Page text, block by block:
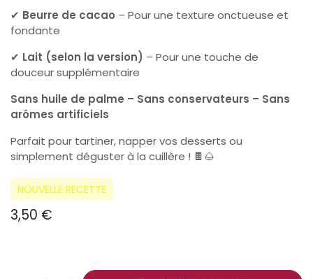
✔ Beurre de cacao – Pour une texture onctueuse et
fondante
✔ Lait (selon la version) – Pour une touche de
douceur supplémentaire
Sans huile de palme – Sans conservateurs – Sans
arômes artificiels
Parfait pour tartiner, napper vos desserts ou
simplement déguster à la cuillère ! 🍫🌰
NOUVELLE RECETTE
3,50 €